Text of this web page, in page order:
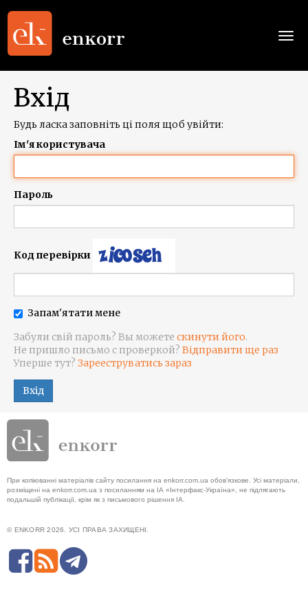
Вхід
Будь ласка заповніть ці поля щоб увійти:
Ім'я користувача
Пароль
Код перевірки
Запам'ятати мене
Забули свій пароль? Вы можете скинути його.
Не пришло письмо с проверкой? Відправити ще раз
Уперше тут? Зарееструватись зараз
Вхід
При копіюванні матеріалів сайту посилання на enkorr.com.ua обов'язкове. Усі матеріали,
розміщені на enkorr.com.ua з посиланням на ІА «Інтерфакс-Україна», не підлягають
подальшій публікації, крім як з письмового рішення ІА.
© ENKORR 2026. УСІ ПРАВА ЗАХИЩЕНІ.